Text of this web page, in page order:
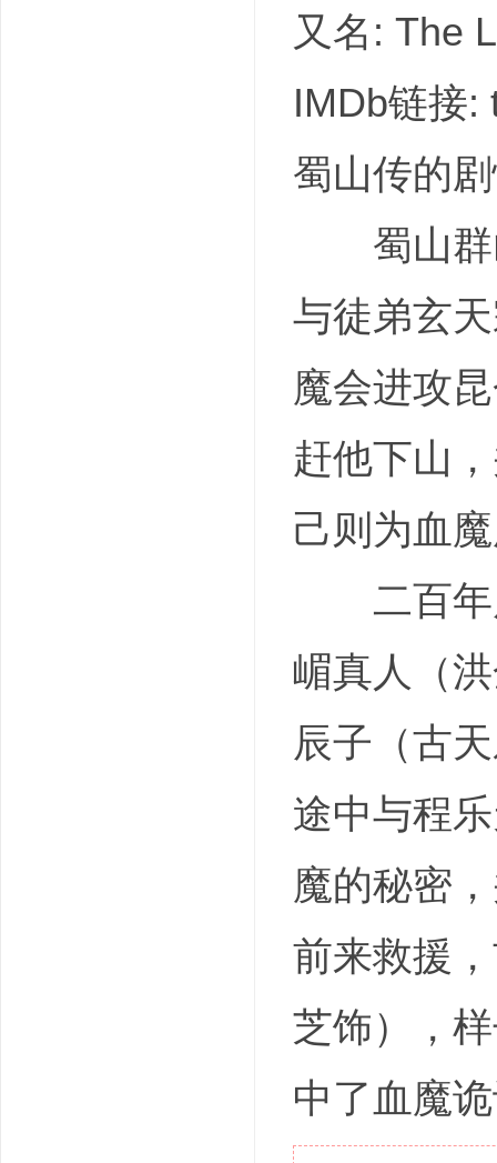
又名: The
IMDb链接:
蜀山传的剧
蜀山群
与徒弟玄
魔会进攻
赶他下山
己则为血
二百年
嵋真人（
辰子（古
途中与程
魔的秘密
前来救援
芝饰），
中了血魔